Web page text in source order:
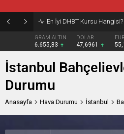
En İyi DHBT Kursu Hangisi?
GRAM ALTIN
6.655,83
DOLAR
47,6961
İstanbul
Durumu
Anasayfa Hava Durumu İstanbul